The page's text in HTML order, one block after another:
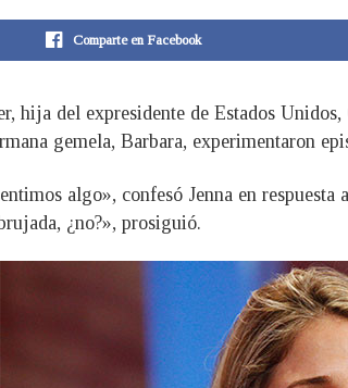
Comparte en Facebook
hija del expresidente de Estados
gemela, Barbara, experimentaron
algo», confesó Jenna en
¿no?», prosiguió.